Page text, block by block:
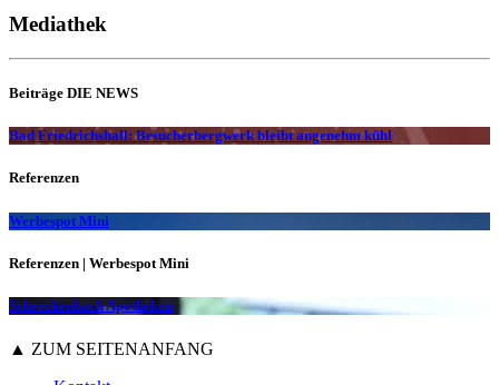
Mediathek
Beiträge DIE NEWS
Bad Friedrichshall: Besucherbergwerk bleibt angenehm kühl
Referenzen
Werbespot Mini
Referenzen | Werbespot Mini
Schreckenbach Apotheken
▲ ZUM SEITENANFANG